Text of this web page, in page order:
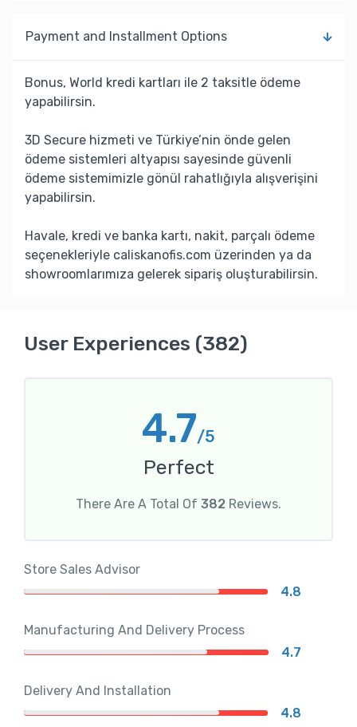
Payment and Installment Options
Bonus, World kredi kartları ile 2 taksitle ödeme
yapabilirsin.
3D Secure hizmeti ve Türkiye’nin önde gelen
ödeme sistemleri altyapısı sayesinde güvenli
ödeme sistemimizle gönül rahatlığıyla alışverişini
yapabilirsin.
Havale, kredi ve banka kartı, nakit, parçalı ödeme
seçenekleriyle caliskanofis.com üzerinden ya da
showroomlarımıza gelerek sipariş oluşturabilirsin.
User Experiences (382)
4.7/5
Perfect
There Are A Total Of 382 Reviews.
Store Sales Advisor
4.8
Manufacturing And Delivery Process
4.7
Delivery And Installation
4.8